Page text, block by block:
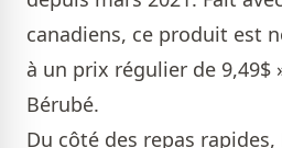
canadiens, ce produit est
à un prix régulier de 9,49$
Bérubé.
Du côté des repas